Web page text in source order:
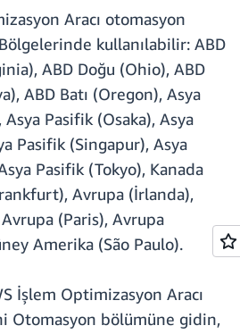
Aracı otomasyon
kullanılabilir: ABD
ABD Doğu (Ohio), ABD
ABD Batı (Oregon), Asya
Pasifik (Osaka), Asya
Pasifik (Singapur), Asya
Pasifik (Tokyo), Kanada
Avrupa (İrlanda),
(Paris), Avrupa
Amerika (São Paulo).
İşlem Optimizasyon Aracı
Otomasyon bölümüne gidin,